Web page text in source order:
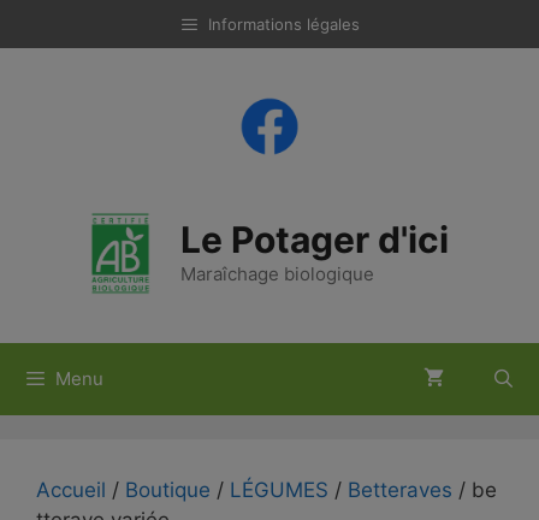
au
Informations légales
Le Potager d'ici
Maraîchage biologique
Menu
Accueil / Boutique / LÉGUMES / Betteraves / be